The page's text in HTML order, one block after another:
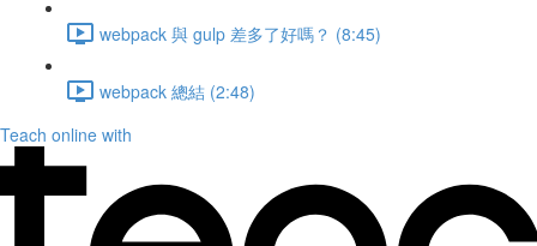
webpack 與 gulp 差多了好嗎？ (8:45)
webpack 總結 (2:48)
Teach online with